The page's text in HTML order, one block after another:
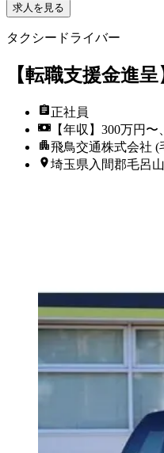
求人を見る
タクシードライバー
【転職支援金進
正社員
【年収】300万円
飛鳥交通株式会社 (
埼玉県入間郡毛呂